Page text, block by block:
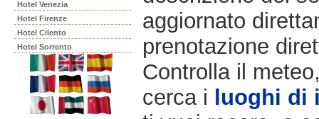
Hotel Venezia
Hotel Firenze
Hotel Cilento
Hotel Sorrento
aggiornato
prenotazione
Controlla il
cerca i
luoghi di